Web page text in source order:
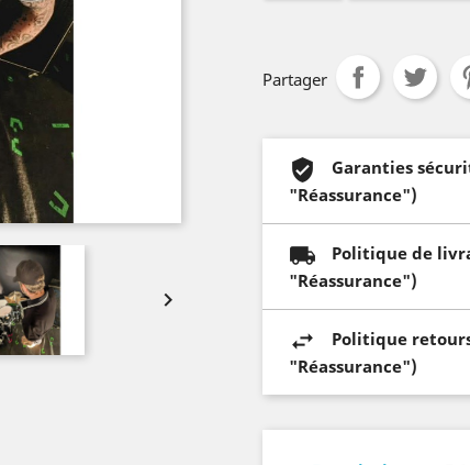

Partager
Garanties
"Réassurance")
Politique de
"Réassurance")
Politique
"Réassurance")